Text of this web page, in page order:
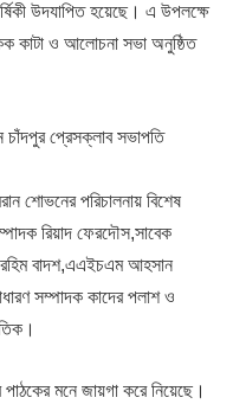
উদযাপিত হয়েছে। এ উপলক্ষে
কাটা ও আলোচনা সভা অনুষ্ঠিত
চাঁদপুর প্রেসক্লাব সভাপতি
শোভনের পরিচালনায় বিশেষ
রিয়াদ ফেরদৌস,সাবেক
রহিম বাদশ,এএইচএম আহসান
সম্পাদক কাদের পলাশ ও
মনে জায়গা করে নিয়েছে।